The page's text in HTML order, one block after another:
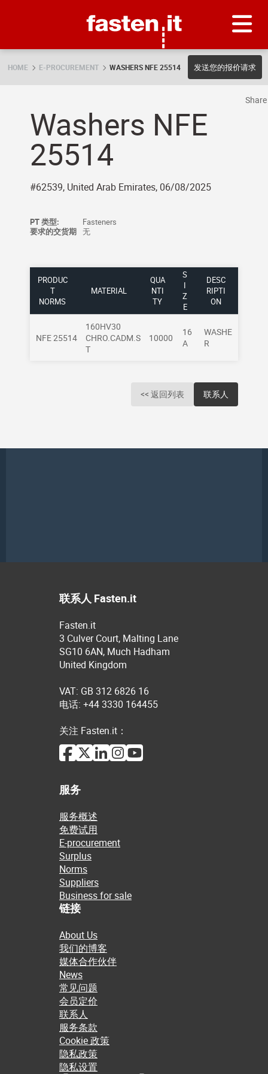
HOME E-PROCUREMENT WASHERS NFE 25514 发送您的报价请求
Washers NFE
25514
#62539, United Arab Emirates, 06/08/2025
PT 类型:
Fasteners
要求的交货期 无
PRODUC
T
NORMS
MATERIAL
QUA
NTI
TY
S
I
Z
E
DESC
RIPTI
ON
NFE 25514
160HV30
CHRO.CADM.S
T
10000
16
A
WASHE
R
<< 返回列表 联系人
Share
联系人 Fasten.it
Fasten.it
3 Culver Court, Malting Lane
SG10 6AN, Much Hadham
United Kingdom
VAT: GB 312 6826 16
电话: +44 3330 164455
关注 Fasten.it：
服务
服务概述
免费试用
E-procurement
Surplus
Norms
Suppliers
Business for sale
链接
About Us
我们的博客
媒体合作伙伴
News
常见问题
会员定价
联系人
服务条款
Cookie 政策
隐私政策
隐私设置